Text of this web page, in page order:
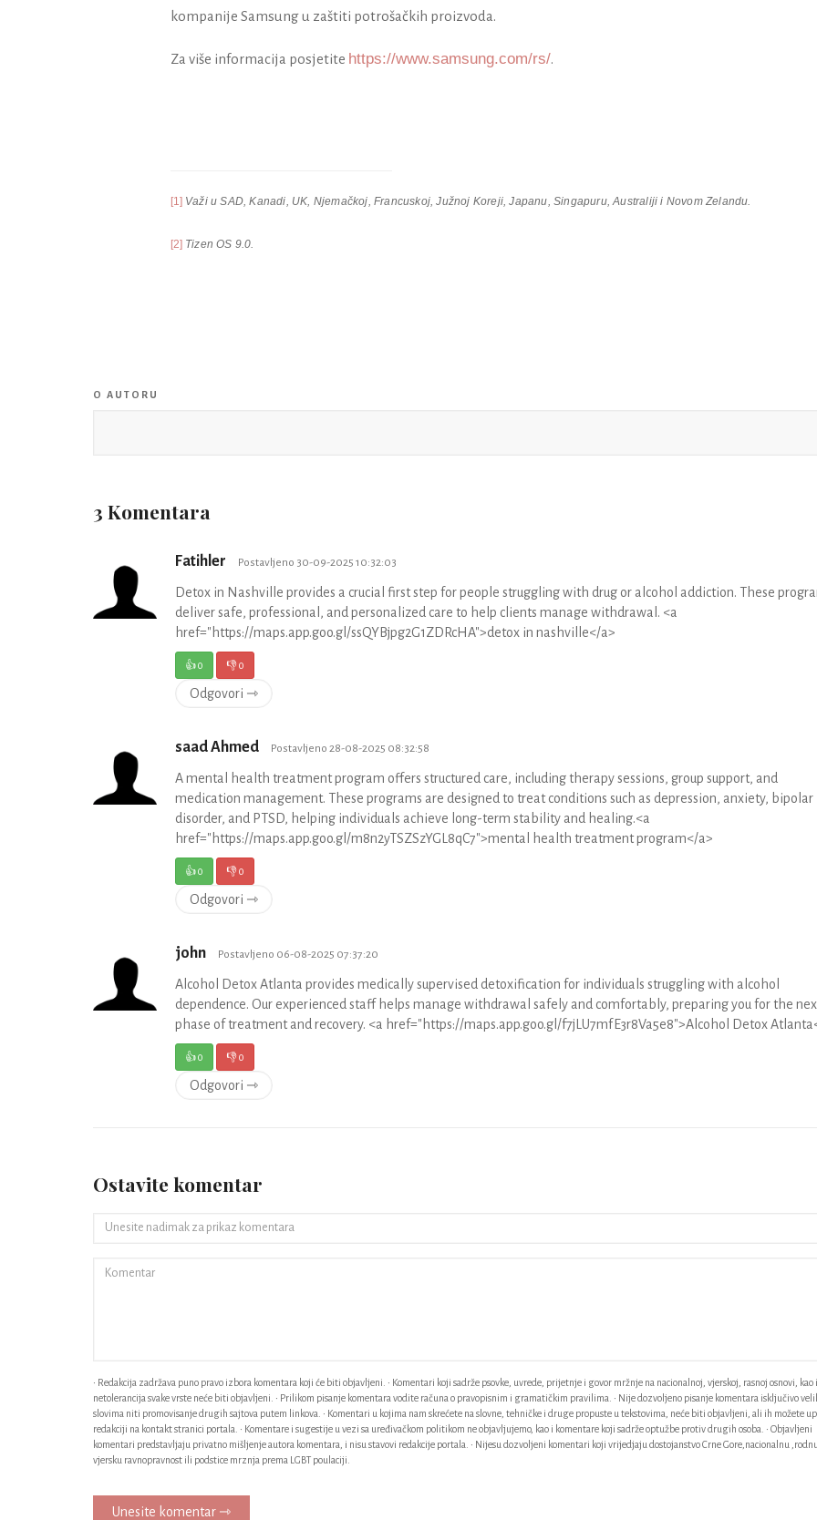
kompanije Samsung u zaštiti potrošačkih proizvoda.
Za više informacija posjetite https://www.samsung.com/rs/.
[1] Važi u SAD, Kanadi, UK, Njemačkoj, Francuskoj, Južnoj Koreji, Japanu, Singapuru, Australiji i Novom Zelandu.
[2] Tizen OS 9.0.
O AUTORU
3 Komentara
Fatihler Postavljeno 30-09-2025 10:32:03
Detox in Nashville provides a crucial first step for people struggling with drug or alcohol addiction. These
deliver safe, professional, and personalized care to help clients manage withdrawal. <a
href="https://maps.app.goo.gl/ssQYBjpg2G1ZDRcHA">detox in nashville</a>
👍0 👎0
Odgovori ⇾
saad Ahmed Postavljeno 28-08-2025 08:32:58
A mental health treatment program offers structured care, including therapy sessions, group support, and
medication management. These programs are designed to treat conditions such as depression, anxiety, bipolar
disorder, and PTSD, helping individuals achieve long-term stability and healing.<a
href="https://maps.app.goo.gl/m8n2yTSZSzYGL8qC7">mental health treatment program</a>
👍0 👎0
Odgovori ⇾
john Postavljeno 06-08-2025 07:37:20
Alcohol Detox Atlanta provides medically supervised detoxification for individuals struggling with alcohol
dependence. Our experienced staff helps manage withdrawal safely and comfortably, preparing you for the
phase of treatment and recovery. <a href="https://maps.app.goo.gl/f7jLU7mfE3r8Va5e8">Alcohol Detox
👍0 👎0
Odgovori ⇾
Ostavite komentar
• Redakcija zadržava puno pravo izbora komentara koji će biti objavljeni. • Komentari koji sadrže psovke, uvrede, prijetnje i govor mržnje na nacionalnoj, vjerskoj, rasnoj osnovi, kao i
netolerancija svake vrste neće biti objavljeni. • Prilikom pisanje komentara vodite računa o pravopisnim i gramatičkim pravilima. • Nije dozvoljeno pisanje komentara isključivo
slovima niti promovisanje drugih sajtova putem linkova. • Komentari u kojima nam skrećete na slovne, tehničke i druge propuste u tekstovima, neće biti objavljeni, ali ih možete
redakciji na kontakt stranici portala. • Komentare i sugestije u vezi sa uređivačkom politikom ne objavljujemo, kao i komentare koji sadrže optužbe protiv drugih osoba. • Objavljeni
komentari predstavljaju privatno mišljenje autora komentara, i nisu stavovi redakcije portala. • Nijesu dozvoljeni komentari koji vrijedjaju dostojanstvo Crne Gore,nacionalnu
vjersku ravnopravnost ili podstice mrznja prema LGBT poulaciji.
Unesite komentar ⇾